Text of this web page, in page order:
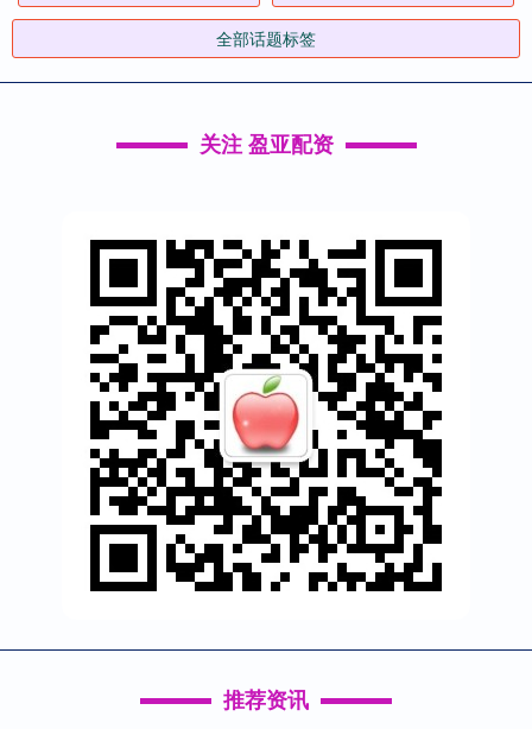
全部话题标签
关注 盈亚配资
推荐资讯